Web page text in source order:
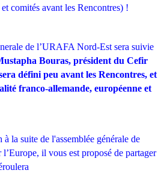
comités avant les Rencontres) !
de l’URAFA Nord-Est sera suivie
Bouras, président du Cefir
défini peu avant les Rencontres, et
franco-allemande, européenne et
la suite de l'assemblée générale de
il vous est proposé de partager